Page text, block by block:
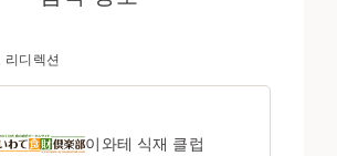
리디렉션
이와테 식재 클럽